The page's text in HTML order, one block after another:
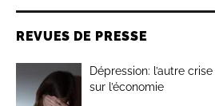
REVUES DE PRESSE
Dépression: l’autre
sur l’économie